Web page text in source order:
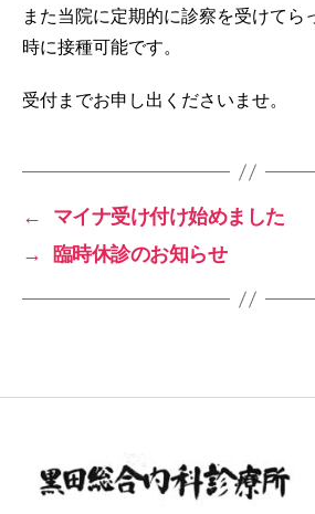
また当院に定期的に診察を受けてら
時に接種可能です。
受付までお申し出くださいませ。
←
マイナ受け付け始めました
→
臨時休診のお知らせ